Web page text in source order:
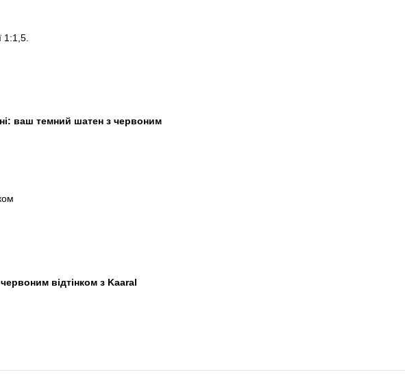
1:1,5.
ваш темний шатен з червоним
відтінком з Kaaral